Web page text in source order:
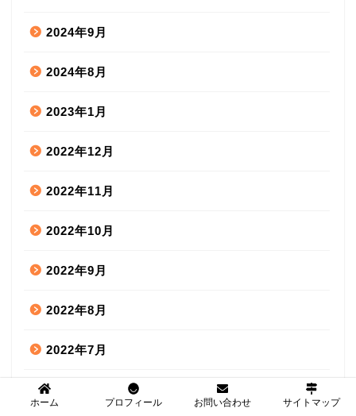
2024年9月
2024年8月
2023年1月
2022年12月
2022年11月
2022年10月
2022年9月
2022年8月
2022年7月
2022年6月
ホーム プロフィール お問い合わせ サイトマップ